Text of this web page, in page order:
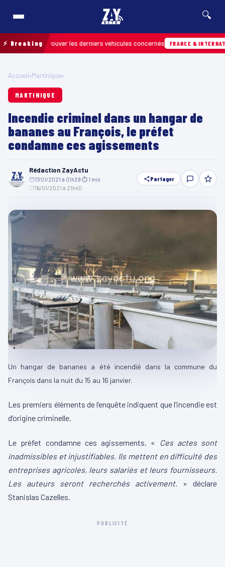
🔍
⚡ Breaking
retrouver les derniers véhicules concernés FRANCE & INTERNATIONALE
Accueil›Martinique›
MARTINIQUE
Incendie criminel dans un hangar de
bananes au François, le préfet
condamne ces agissements
Rédaction ZayActu
17/01/2021 à 01h39 ⏱ 1 min
16/01/2021 à 21h40
Partager
Un hangar de bananes a été incendié dans la commune du
François dans la nuit du 15 au 16 janvier.
Les premiers éléments de l’enquête indiquent que l’incendie est
d’origine criminelle.
Le préfet condamne ces agissements. «
Ces actes sont
inadmissibles et injustifiables. Ils mettent en difficulté des
entreprises agricoles, leurs salariés et leurs fournisseurs.
Les auteurs seront recherchés activement. » déclare
Stanislas Cazelles.
PUBLICITÉ